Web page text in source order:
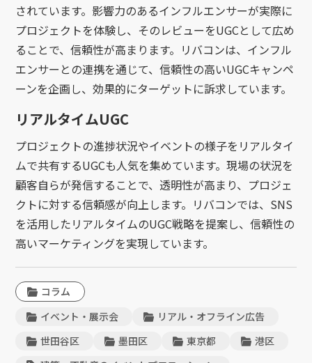
されています。影響力のあるインフルエンサーが実際に
プロジェクトを体験し、そのレビューをUGCとして広め
ることで、信頼性が高まります。リバコンは、インフル
エンサーとの連携を通じて、信頼性の高いUGCキャンペ
ーンを企画し、効果的にターゲットに訴求しています。
リアルタイムUGC
プロジェクトの進捗状況やイベントの様子をリアルタイ
ムで共有するUGCも人気を集めています。現場の状況を
顧客自らが発信することで、透明性が高まり、プロジェ
クトに対する信頼感が向上します。リバコンでは、SNS
を活用したリアルタイムのUGC戦略を提案し、信頼性の
高いマーケティングを実現しています。
コラム
イベント・展示会
リアル・オフライン広告
世田谷区
墨田区 東京都
港区